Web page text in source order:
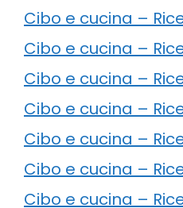
Cibo e cucina –
Cibo e cucina –
Cibo e cucina –
Cibo e cucina –
Cibo e cucina –
Cibo e cucina –
Cibo e cucina –